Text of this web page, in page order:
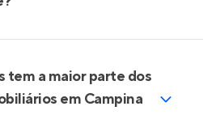
tem a maior parte dos
em Campina